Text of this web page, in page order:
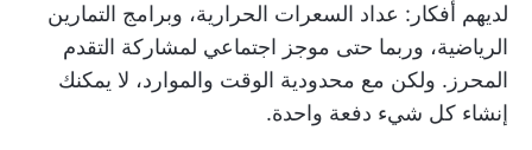
لديهم أفكار: عداد السعرات الحرارية، وبرامج التمارين
الرياضية، وربما حتى موجز اجتماعي لمشاركة التقدم
المحرز. ولكن مع محدودية الوقت والموارد، لا يمكنك
إنشاء كل شيء دفعة واحدة.